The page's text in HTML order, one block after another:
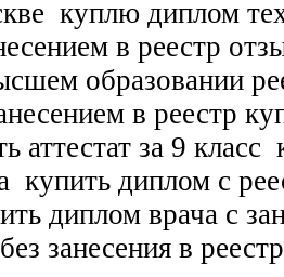
куплю диплом
в реестр
образовании
в реестр
аттестат за 9 класс
купить диплом с
диплом врача с
занесения в